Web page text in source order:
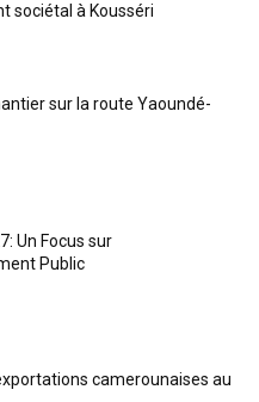
sociétal à Kousséri
sur la route Yaoundé-
Un Focus sur
Public
camerounaises au